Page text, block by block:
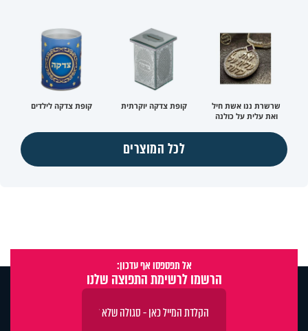
שרשרת ננו אשת חיל
ואת עלית על כולנה
קופת צדקה יוקרתית קופת צדקה לילדים
לכל המוצרים
אל תפספסו אף עדכון:
הרשמו לרשימת התפוצה שלנו